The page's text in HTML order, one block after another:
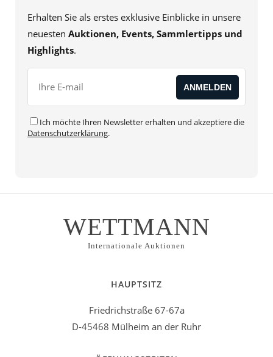
Erhalten Sie als erstes exklusive Einblicke in unsere
neuesten Auktionen, Events, Sammlertipps und
Highlights.
Ich möchte Ihren Newsletter erhalten und akzeptiere die
Datenschutzerklärung.
WETTMANN
Internationale Auktionen
HAUPTSITZ
Friedrichstraße 67-67a
D-45468 Mülheim an der Ruhr